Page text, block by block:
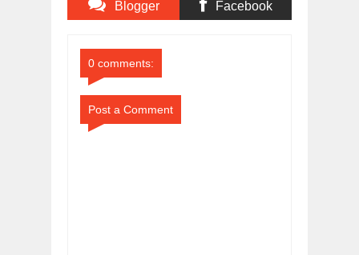
Blogger Facebook
0 comments:
Post a Comment